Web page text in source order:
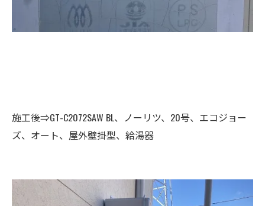
施工後⇒GT-C2072SAW BL、ノーリツ、20号、エコジョー
ズ、オート、屋外壁掛型、給湯器